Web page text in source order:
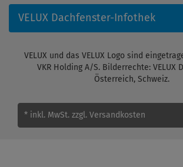
VELUX Dachfenster-Infothek
VELUX und das VELUX Logo sind
VKR Holding A/S. Bilderrechte: VELUX
Österreich, Schweiz.
* inkl. MwSt. zzgl. Versandkosten